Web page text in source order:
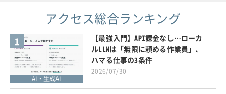
アクセス総合ランキング
1
AI・生成AI
【最強入門】API課金なし…ローカ
ルLLMは「無限に頼める作業員」、
ハマる仕事の3条件
2026/07/30